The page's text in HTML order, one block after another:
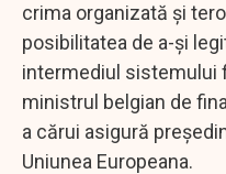
crima organizată și
posibilitatea de a-și
intermediul sistemului
ministrul belgian de
a cărui asigură
Uniunea Europeana.